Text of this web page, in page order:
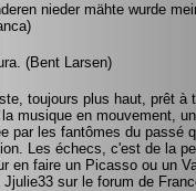
nieder mähte wurde
(Bent Larsen)
toujours plus haut, prêt à
musique en mouvement,
par les fantômes du passé
Les échecs, c'est de la
en faire un Picasso ou un
sur le forum de